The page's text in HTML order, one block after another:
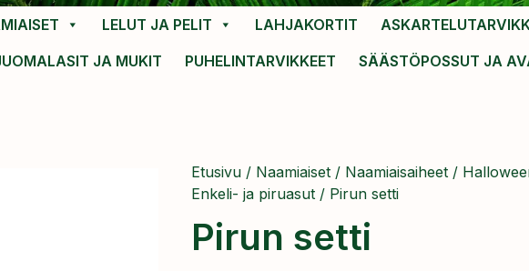
LELUT JA PELIT LAHJAKORTIT
JA MUKIT PUHELINTARVIKKEET SÄÄSTÖPOSSUT JA
Etusivu / Naamiaiset / Naamiaisaiheet /
Enkeli- ja piruasut / Pirun setti
Pirun setti